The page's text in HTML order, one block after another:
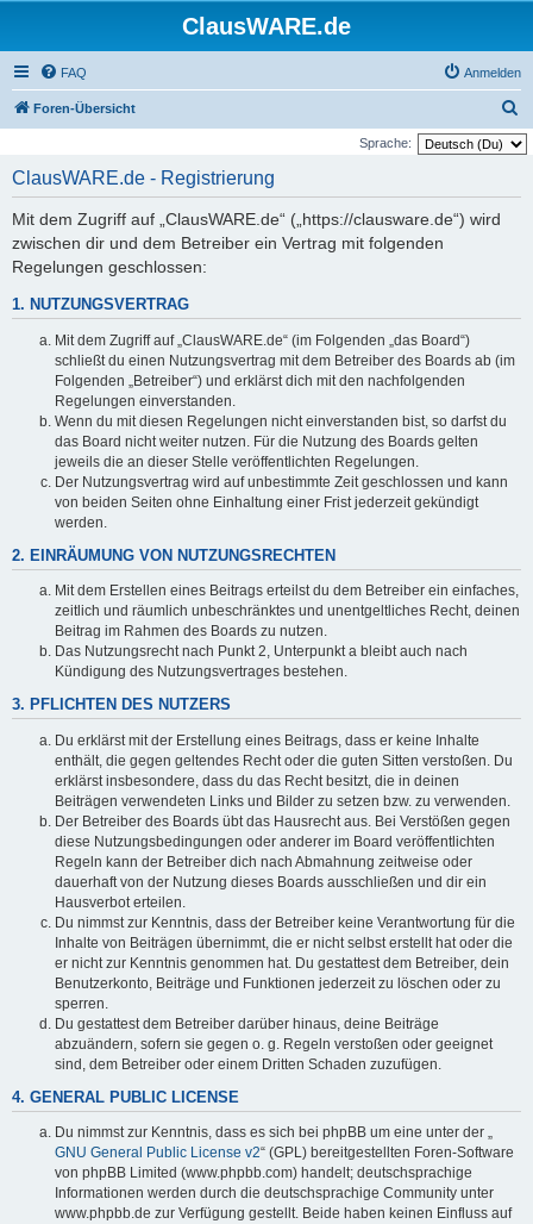
ClausWARE.de
FAQ Anmelden
Foren-Übersicht
u
Sprache:
ClausWARE.de - Registrierung
Mit dem Zugriff auf „ClausWARE.de“ („https://clausware.de“) wird
zwischen dir und dem Betreiber ein Vertrag mit folgenden
Regelungen geschlossen:
1. NUTZUNGSVERTRAG
Mit dem Zugriff auf „ClausWARE.de“ (im Folgenden „das Board“)
schließt du einen Nutzungsvertrag mit dem Betreiber des Boards ab (im
Folgenden „Betreiber“) und erklärst dich mit den nachfolgenden
Regelungen einverstanden.
Wenn du mit diesen Regelungen nicht einverstanden bist, so darfst du
das Board nicht weiter nutzen. Für die Nutzung des Boards gelten
jeweils die an dieser Stelle veröffentlichten Regelungen.
Der Nutzungsvertrag wird auf unbestimmte Zeit geschlossen und kann
von beiden Seiten ohne Einhaltung einer Frist jederzeit gekündigt
werden.
2. EINRÄUMUNG VON NUTZUNGSRECHTEN
Mit dem Erstellen eines Beitrags erteilst du dem Betreiber ein einfaches,
zeitlich und räumlich unbeschränktes und unentgeltliches Recht, deinen
Beitrag im Rahmen des Boards zu nutzen.
Das Nutzungsrecht nach Punkt 2, Unterpunkt a bleibt auch nach
Kündigung des Nutzungsvertrages bestehen.
3. PFLICHTEN DES NUTZERS
Du erklärst mit der Erstellung eines Beitrags, dass er keine Inhalte
enthält, die gegen geltendes Recht oder die guten Sitten verstoßen. Du
erklärst insbesondere, dass du das Recht besitzt, die in deinen
Beiträgen verwendeten Links und Bilder zu setzen bzw. zu verwenden.
Der Betreiber des Boards übt das Hausrecht aus. Bei Verstößen gegen
diese Nutzungsbedingungen oder anderer im Board veröffentlichten
Regeln kann der Betreiber dich nach Abmahnung zeitweise oder
dauerhaft von der Nutzung dieses Boards ausschließen und dir ein
Hausverbot erteilen.
Du nimmst zur Kenntnis, dass der Betreiber keine Verantwortung für die
Inhalte von Beiträgen übernimmt, die er nicht selbst erstellt hat oder die
er nicht zur Kenntnis genommen hat. Du gestattest dem Betreiber, dein
Benutzerkonto, Beiträge und Funktionen jederzeit zu löschen oder zu
sperren.
Du gestattest dem Betreiber darüber hinaus, deine Beiträge
abzuändern, sofern sie gegen o. g. Regeln verstoßen oder geeignet
sind, dem Betreiber oder einem Dritten Schaden zuzufügen.
4. GENERAL PUBLIC LICENSE
Du nimmst zur Kenntnis, dass es sich bei phpBB um eine unter der „
GNU General Public License v2“ (GPL) bereitgestellten Foren-Software
von phpBB Limited (www.phpbb.com) handelt; deutschsprachige
Informationen werden durch die deutschsprachige Community unter
www.phpbb.de zur Verfügung gestellt. Beide haben keinen Einfluss auf